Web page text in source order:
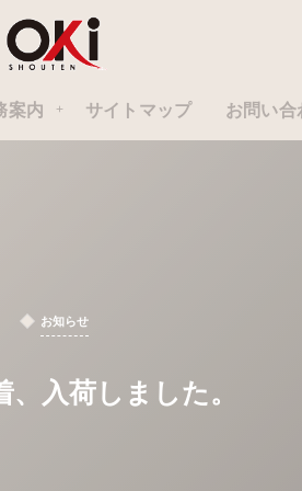
案内 サイトマップ お問い合
お知らせ
、入荷しました。